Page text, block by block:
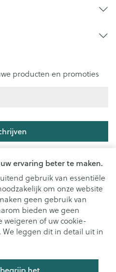
ervaring beter te maken.
gebruik van essentiële
om onze website
geen gebruik van
bieden we geen
weigeren of uw cookie-
leggen dit in detail uit in
producten en promoties
met onzeprivacy policy.